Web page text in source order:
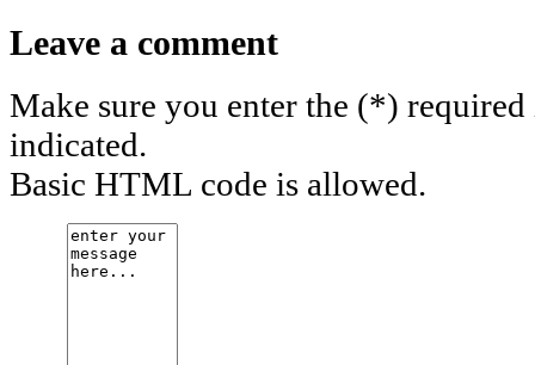
Leave a comment
Make sure you enter the (*)
indicated.
Basic HTML code is allowed.